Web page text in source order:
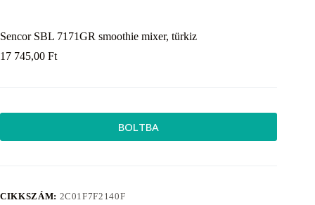
Sencor SBL 7171GR smoothie mixer, türkiz
17 745,00 Ft
BOLTBA
CIKKSZÁM: 2C01F7F2140F